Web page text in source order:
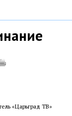
«Царьград ТВ»